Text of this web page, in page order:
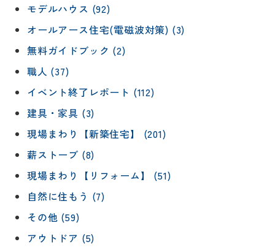
モデルハウス (92)
オールアース住宅(電磁波対策) (3)
無料ガイドブック (2)
職人 (37)
イベント終了レポート (112)
建具・家具 (3)
現場まわり【新築住宅】 (201)
薪ストーブ (8)
現場まわり【リフォーム】 (51)
自然に住もう (7)
その他 (59)
アウトドア (5)